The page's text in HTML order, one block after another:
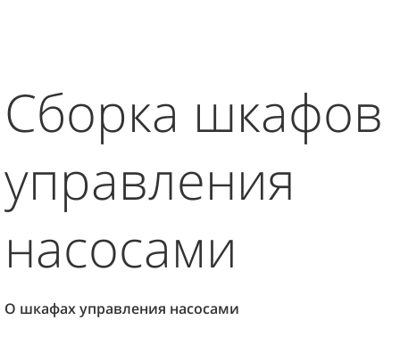
Сборка шкафов
управления
насосами
О шкафах управления насосами